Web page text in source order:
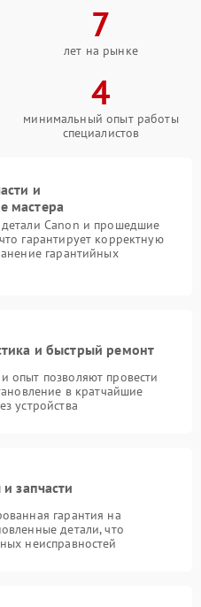
7
лет на рынке
4
минимальный опыт работы
специалистов
и
мастера
Canon и прошедшие
гарантирует корректную
гарантийных
и быстрый ремонт
опыт позволяют провести
в кратчайшие
устройства
запчасти
гарантия на
детали, что
неисправностей